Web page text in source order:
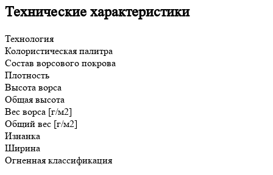
Технические характеристики
Технология
Колористическая палитра
Состав ворсового покрова
Плотность
Высота ворса
Общая высота
Вес ворса [г/м2]
Общий вес [г/м2]
Изнанка
Ширина
Огненная классификация